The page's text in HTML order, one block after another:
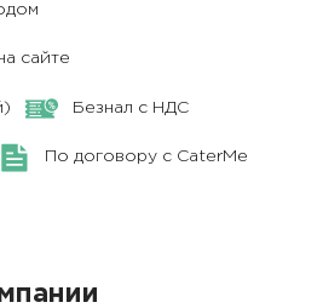
сайте
Безнал с НДС
По договору с CaterMe